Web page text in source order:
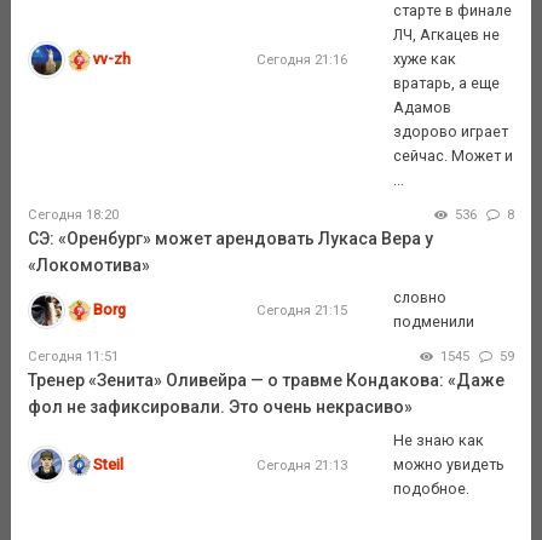
vv-zh Сегодня 21:16
старте в финале
ЛЧ, Агкацев не
хуже как
вратарь, а еще
Адамов
здорово играет
сейчас. Может и
...
Сегодня 18:20 536 8
СЭ: «Оренбург» может арендовать Лукаса Вера у
«Локомотива»
Borg Сегодня 21:15
словно
подменили
Сегодня 11:51 1545 59
Тренер «Зенита» Оливейра — о травме Кондакова: «Даже
фол не зафиксировали. Это очень некрасиво»
Steil Сегодня 21:13
Не знаю как
можно увидеть
подобное.